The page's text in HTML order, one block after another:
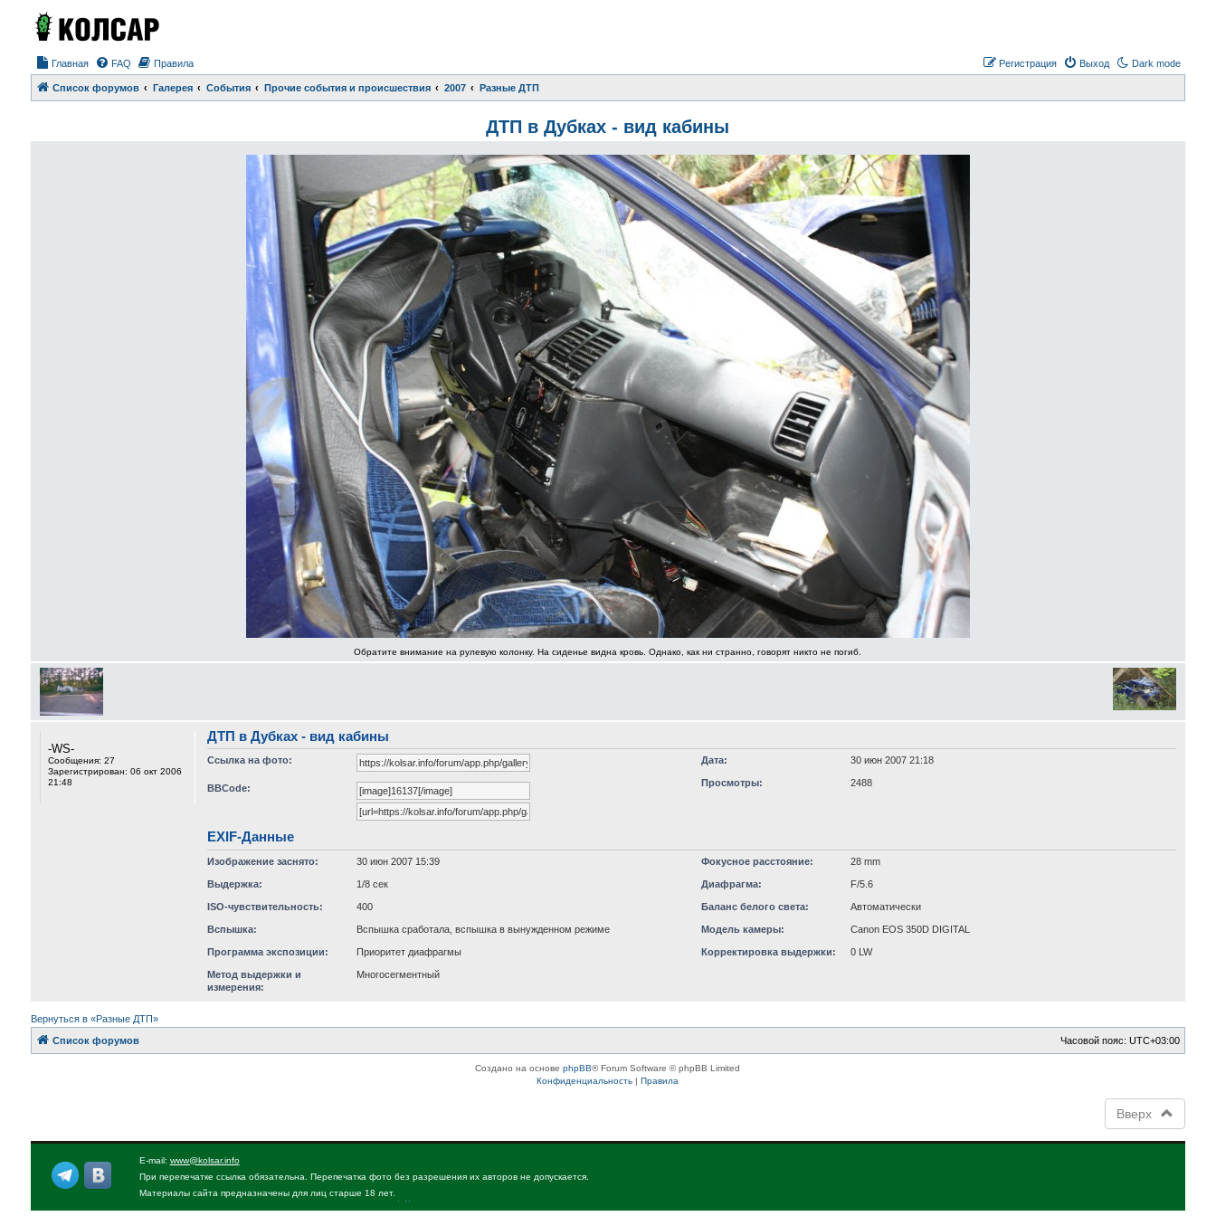
Главная Dark mode
FAQ Правила Выход
Регистрация
Список форумов Галерея События Прочие события и происшествия 2007 Разные ДТП
ДТП в Дубках - вид кабины
Обратите внимание на рулевую колонку. На сиденье видна кровь. Однако, как ни странно, говорят никто не погиб.
-WS-
Сообщения: 27
Зарегистрирован: 06 окт 2006
21:48
ДТП в Дубках - вид кабины
Дата: 30 июн 2007 21:18
Ссылка на фото:
Просмотры: 2488
BBCode:
EXIF-Данные
Изображение заснято: 30 июн 2007 15:39 Фокусное расстояние: 28 mm
Выдержка: 1/8 сек Диафрагма: F/5.6
ISO-чувствительность: 400 Баланс белого света: Автоматически
Вспышка: Вспышка сработала, вспышка в вынужденном режиме Модель камеры: Canon EOS 350D DIGITAL
Программа экспозиции: Приоритет диафрагмы Корректировка выдержки: 0 LW
Метод выдержки и
измерения:
Многосегментный
Вернуться в «Разные ДТП»
Список форумов
Часовой пояс:UTC+03:00
Создано на основеphpBB® Forum Software © phpBB Limited
Конфиденциальность |Правила
Вверх
E-mail: www@kolsar.info
При перепечатке ссылка обязательна. Перепечатка фото без разрешения их авторов не допускается.
Материалы сайта предназначены для лиц старше 18 лет.